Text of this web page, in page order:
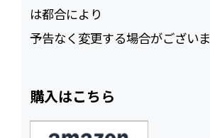
は都合により
予告なく変更する場合がございま
購入はこちら